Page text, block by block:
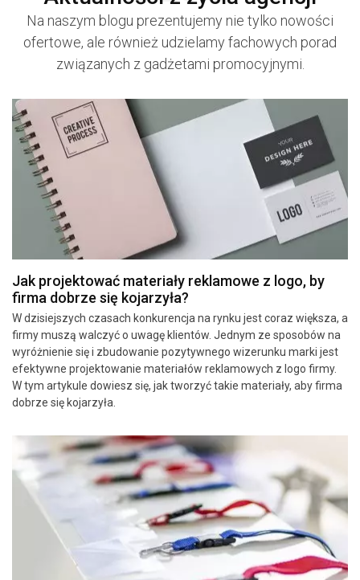
Na naszym blogu prezentujemy nie tylko nowości
ofertowe, ale również udzielamy fachowych porad
związanych z gadżetami promocyjnymi.
Jak projektować materiały reklamowe z logo, by
firma dobrze się kojarzyła?
W dzisiejszych czasach konkurencja na rynku jest coraz większa, a
firmy muszą walczyć o uwagę klientów. Jednym ze sposobów na
wyróżnienie się i zbudowanie pozytywnego wizerunku marki jest
efektywne projektowanie materiałów reklamowych z logo firmy.
W tym artykule dowiesz się, jak tworzyć takie materiały, aby firma
dobrze się kojarzyła.